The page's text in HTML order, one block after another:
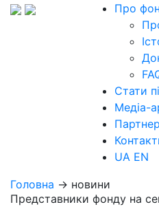
Про
Стати
Медіа-
UA EN
Головна → новини
Представники фонду на